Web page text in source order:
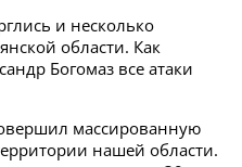
и несколько
области. Как
Богомаз все атаки
массированную
нашей области.